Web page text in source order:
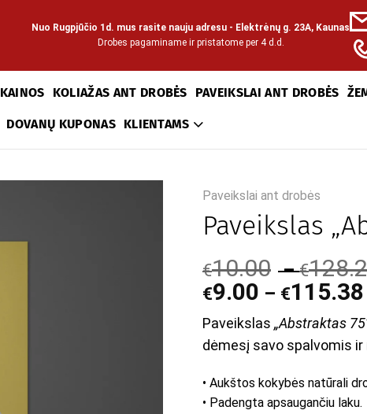
Nuo Rugpjūčio 1d. mus rasite nauju adresu - Elektrėnų g. 23A, Kaunas
Drobes pagaminame ir pristatome per 4 d.d.
KAINOS KOLIAŽAS ANT DROBĖS PAVEIKSLAI ANT DROBĖS
DOVANŲ KUPONAS KLIENTAMS
Paveikslai ant drobės
Paveikslas
€10.00 –€
€9.00 – €115.38
Paveikslas „Abstraktas
dėmesį savo spalvomis ir
• Aukštos kokybės natūrali
• Padengta apsaugančiu laku.